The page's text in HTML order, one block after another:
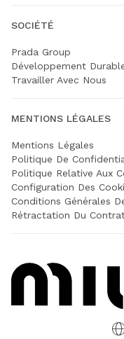
SOCIÉTÉ
Prada Group
Développement
Travailler Avec Nous
MENTIONS LÉGALES
Mentions Légales
Politique De
Politique Relative Aux
Configuration Des
Conditions Générales
Rétractation Du